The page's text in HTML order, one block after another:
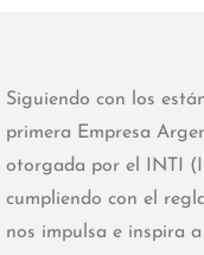
Siguiendo con los
primera Empresa
otorgada por el INTI
cumpliendo con el
nos impulsa e inspira